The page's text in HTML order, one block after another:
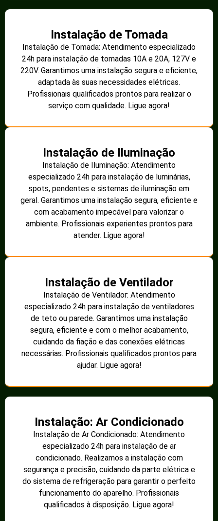
Instalação de Tomada
Instalação de Tomada: Atendimento especializado
24h para instalação de tomadas 10A e 20A, 127V e
220V. Garantimos uma instalação segura e eficiente,
adaptada às suas necessidades elétricas.
Profissionais qualificados prontos para realizar o
serviço com qualidade. Ligue agora!
Instalação de Iluminação
Instalação de Iluminação: Atendimento
especializado 24h para instalação de luminárias,
spots, pendentes e sistemas de iluminação em
geral. Garantimos uma instalação segura, eficiente e
com acabamento impecável para valorizar o
ambiente. Profissionais experientes prontos para
atender. Ligue agora!
Instalação de Ventilador
Instalação de Ventilador: Atendimento
especializado 24h para instalação de ventiladores
de teto ou parede. Garantimos uma instalação
segura, eficiente e com o melhor acabamento,
cuidando da fiação e das conexões elétricas
necessárias. Profissionais qualificados prontos para
ajudar. Ligue agora!
Instalação: Ar Condicionado
Instalação de Ar Condicionado: Atendimento
especializado 24h para instalação de ar
condicionado. Realizamos a instalação com
segurança e precisão, cuidando da parte elétrica e
do sistema de refrigeração para garantir o perfeito
funcionamento do aparelho. Profissionais
qualificados à disposição. Ligue agora!